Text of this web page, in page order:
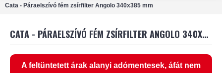
Cata - Páraelszívó fém zsírfilter Angolo 340x385 mm
CATA - PÁRAELSZÍVÓ FÉM ZSÍRFILTER ANGOLO 340X385 MM
A feltüntetett árak alanyi adómentesek, áfát nem